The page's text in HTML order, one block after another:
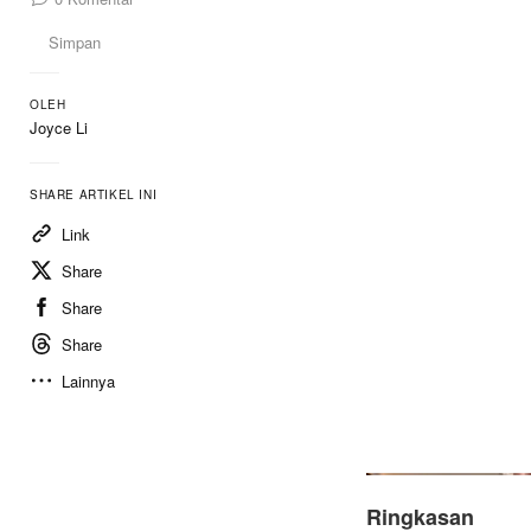
Simpan
OLEH
Joyce Li
SHARE ARTIKEL INI
Link
Share
Share
Share
Lainnya
Ringkasan